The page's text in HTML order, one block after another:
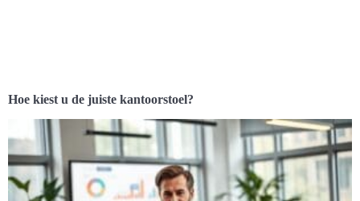
Hoe kiest u de juiste kantoorstoel?